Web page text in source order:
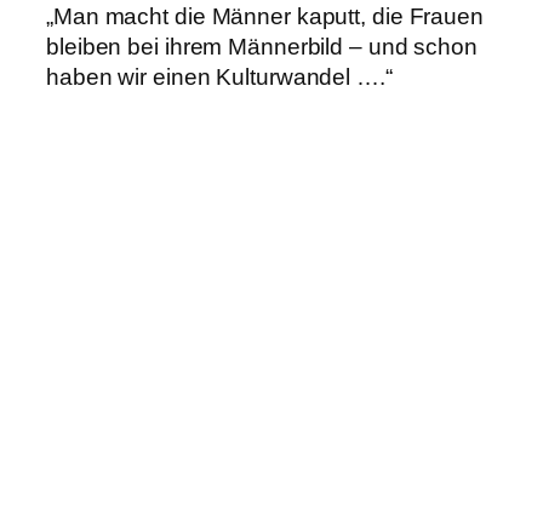
„Man macht die Männer kaputt, die Frauen
bleiben bei ihrem Männerbild – und schon
haben wir einen Kulturwandel ….“